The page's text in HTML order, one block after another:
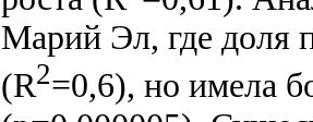
Марий Эл, где доля
(R2=0,6), но имела